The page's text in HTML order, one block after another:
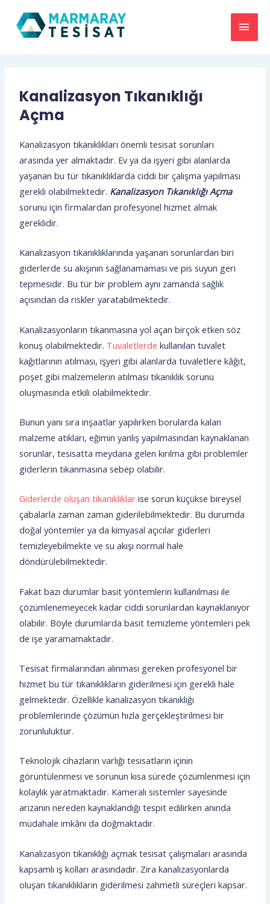
Kanalizasyon Tıkanıklığı
Açma
Kanalizasyon tıkanıklıkları önemli tesisat sorunları
arasında yer almaktadır. Ev ya da işyeri gibi alanlarda
yaşanan bu tür tıkanıklıklarda ciddi bir çalışma yapılması
gerekli olabilmektedir. Kanalizasyon Tıkanıklığı Açma
sorunu için firmalardan profesyonel hizmet almak
gereklidir.
Kanalizasyon tıkanıklıklarında yaşanan sorunlardan biri
giderlerde su akışının sağlanamaması ve pis suyun geri
tepmesidir. Bu tür bir problem aynı zamanda sağlık
açısından da riskler yaratabilmektedir.
Kanalizasyonların tıkanmasına yol açan birçok etken söz
konuş olabilmektedir. Tuvaletlerde kullanılan tuvalet
kağıtlarının atılması, işyeri gibi alanlarda tuvaletlere kâğıt,
poşet gibi malzemelerin atılması tıkanıklık sorunu
oluşmasında etkili olabilmektedir.
Bunun yanı sıra inşaatlar yapılırken borularda kalan
malzeme atıkları, eğimin yanlış yapılmasından kaynaklanan
sorunlar, tesisatta meydana gelen kırılma gibi problemler
giderlerin tıkanmasına sebep olabilir.
Giderlerde oluşan tıkanıklıklar ise sorun küçükse bireysel
çabalarla zaman zaman giderilebilmektedir. Bu durumda
doğal yöntemler ya da kimyasal açıcılar giderleri
temizleyebilmekte ve su akışı normal hale
döndürülebilmektedir.
Fakat bazı durumlar basit yöntemlerin kullanılması ile
çözümlenemeyecek kadar ciddi sorunlardan kaynaklanıyor
olabilir. Böyle durumlarda basit temizleme yöntemleri pek
de işe yaramamaktadır.
Tesisat firmalarından alınması gereken profesyonel bir
hizmet bu tür tıkanıklıkların giderilmesi için gerekli hale
gelmektedir. Özellikle kanalizasyon tıkanıklığı
problemlerinde çözümün hızla gerçekleştirilmesi bir
zorunluluktur.
Teknolojik cihazların varlığı tesisatların içinin
görüntülenmesi ve sorunun kısa sürede çözümlenmesi için
kolaylık yaratmaktadır. Kameralı sistemler sayesinde
arızanın nereden kaynaklandığı tespit edilirken anında
müdahale imkânı da doğmaktadır.
Kanalizasyon tıkanıklığı açmak tesisat çalışmaları arasında
kapsamlı iş kolları arasındadır. Zira kanalizasyonlarda
oluşan tıkanıklıkların giderilmesi zahmetli süreçleri kapsar.